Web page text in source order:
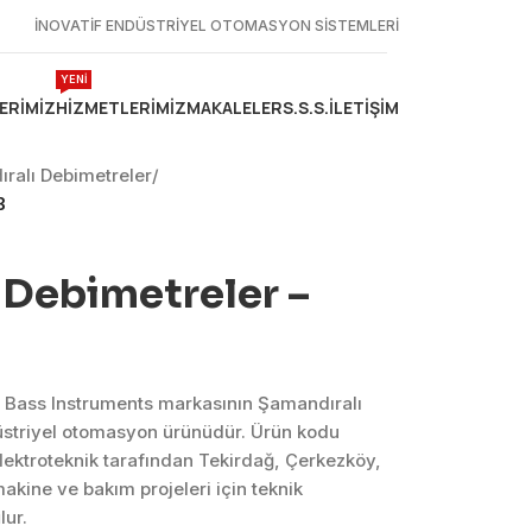
İNOVATİF ENDÜSTRİYEL OTOMASYON SİSTEMLERİ
HIZMETLERIMIZ
YENİ
MAKALELERS.S.S.İLETIŞIM
Debimetreler/
Debimetreler –
Instruments markasının Şamandıralı
otomasyon ürünüdür. Ürün kodu
tarafından Tekirdağ, Çerkezköy,
ve bakım projeleri için teknik